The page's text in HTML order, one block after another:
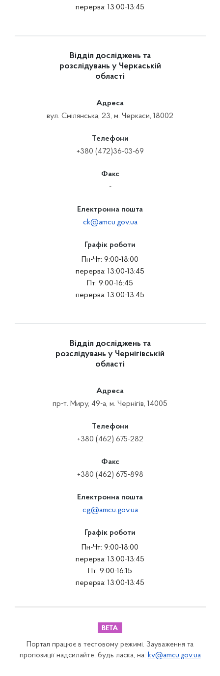
перерва: 13:00-13:45
Відділ досліджень та
розслідувань у Черкаській
області
Адреса
вул. Смілянська, 23, м. Черкаси, 18002
Телефони
+380 (472)36-03-69
Факс
-
Електронна пошта
ck@amcu.gov.ua
Графік роботи
Пн-Чт: 9:00-18:00
перерва: 13:00-13:45
Пт: 9:00-16:45
перерва: 13:00-13:45
Відділ досліджень та
розслідувань у Чернігівській
області
Адреса
пр-т. Миру, 49-а, м. Чернігів, 14005
Телефони
+380 (462) 675-282
Факс
+380 (462) 675-898
Електронна пошта
cg@amcu.gov.ua
Графік роботи
Пн-Чт: 9:00-18:00
перерва: 13:00-13:45
Пт: 9:00-16:15
перерва: 13:00-13:45
Портал працює в тестовому режимі. Зауваження та
пропозиції надсилайте, будь ласка, на: kv@amcu.gov.ua